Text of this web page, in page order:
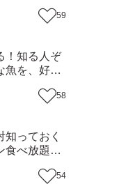
ーも紹介！59
！知る人ぞ
魚を、好き
まち歩き】58
知っておく
食べ放題が
新宮町） 54